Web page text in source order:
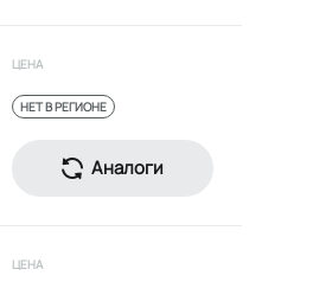
ЦЕНА
НЕТ В РЕГИОНЕ
Аналоги
ЦЕНА